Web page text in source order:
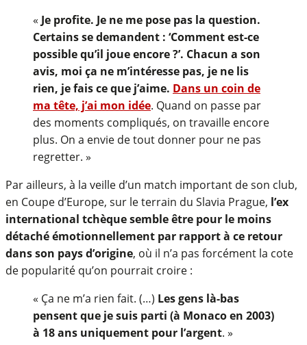
« Je profite. Je ne me pose pas la question.
Certains se demandent : ‘Comment est-ce
possible qu’il joue encore ?’. Chacun a son
avis, moi ça ne m’intéresse pas, je ne lis
rien, je fais ce que j’aime. Dans un coin de
ma tête, j’ai mon idée. Quand on passe par
des moments compliqués, on travaille encore
plus. On a envie de tout donner pour ne pas
regretter. »
Par ailleurs, à la veille d’un match important de son club,
en Coupe d’Europe, sur le terrain du Slavia Prague, l’ex
international tchèque semble être pour le moins
détaché émotionnellement par rapport à ce retour
dans son pays d’origine, où il n’a pas forcément la cote
de popularité qu’on pourrait croire :
« Ça ne m’a rien fait. (…) Les gens là-bas
pensent que je suis parti (à Monaco en 2003)
à 18 ans uniquement pour l’argent. »